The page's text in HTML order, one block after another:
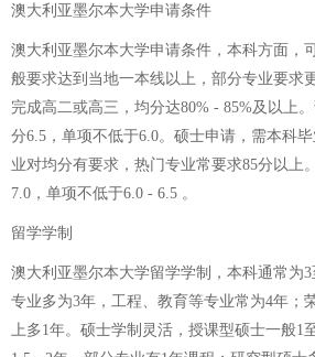
澳大利亚墨尔本大学申请条件
澳大利亚墨尔本大学申请条件，本科方面，
般要求达到当地一本线以上，部分专业要求
完成高二或高三，均分达80% - 85%及以上
分6.5，单项不低于6.0。硕士申请，需本科
业对均分有要求，热门专业常要求85分以上
7.0，单项不低于6.0 - 6.5 。
留学学制
澳大利亚墨尔本大学留学学制，本科通常为
专业多为3年，工程、教育等专业常为4年；
上多1年。硕士学制灵活，授课型硕士一般1